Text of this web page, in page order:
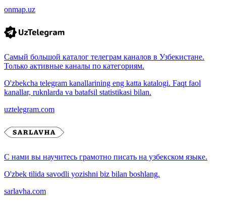
onmap.uz
Самый большой каталог телеграм каналов в Узбекистане.
Только активные каналы по категориям.
O'zbekcha telegram kanallarining eng katta katalogi. Faqt faol
kanallar, ruknlarda va batafsil statistikasi bilan.
uztelegram.com
С нами вы научитесь грамотно писать на узбекском языке.
O'zbek tilida savodli yozishni biz bilan boshlang.
sarlavha.com